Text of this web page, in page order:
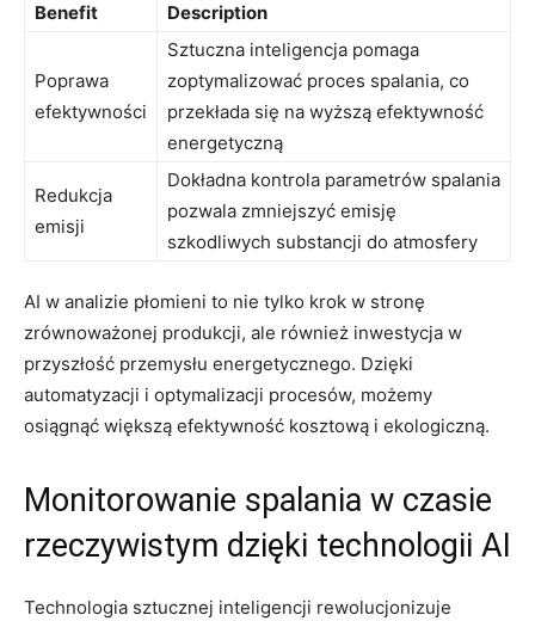
Benefit Description
Poprawa
efektywności
Sztuczna⁣ inteligencja pomaga‌
zoptymalizować proces⁤ spalania, co
przekłada ⁢się ⁤na wyższą efektywność
energetyczną
Redukcja
emisji
Dokładna ⁤kontrola parametrów spalania
​pozwala zmniejszyć emisję
szkodliwych substancji ‌do⁢ atmosfery
AI w analizie płomieni ​to nie tylko ‍krok w ​stronę
zrównoważonej produkcji, ale również ⁢inwestycja⁢ w
przyszłość przemysłu‌ energetycznego.‌ Dzięki
automatyzacji i ⁣optymalizacji procesów, możemy
osiągnąć większą efektywność kosztową i ekologiczną.
Monitorowanie spalania w ‌czasie
rzeczywistym ⁢dzięki technologii AI
Technologia sztucznej​ inteligencji rewolucjonizuje